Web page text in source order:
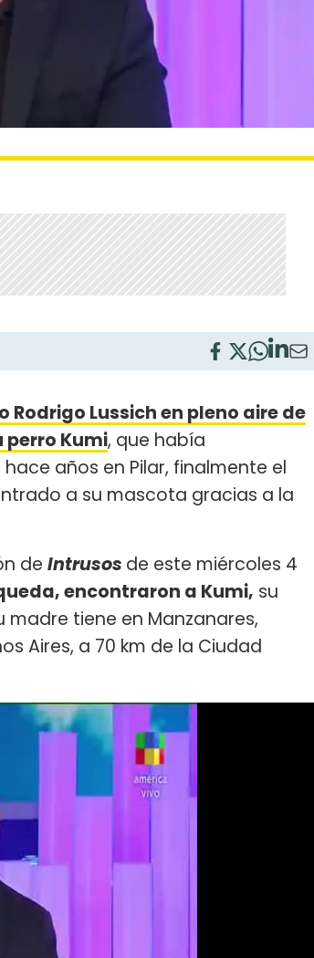
Lussich en pleno aire de
Kumi, que había
años en Pilar, finalmente el
a su mascota gracias a la
de Intrusos de este miércoles 4
encontraron a Kumi, su
tiene en Manzanares,
Aires, a 70 km de la Ciudad